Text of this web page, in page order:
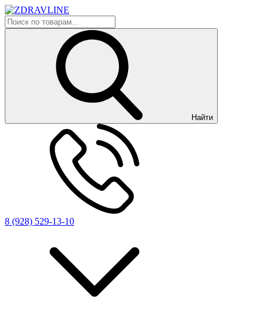
Найти
8 (928) 529-13-10